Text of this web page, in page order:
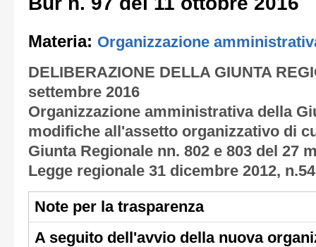
Materia: Organizzazione
DELIBERAZIONE DELLA GIUNTA
settembre 2016
Organizzazione amministrativa della
modifiche all'assetto organizzativo di
Giunta Regionale nn. 802 e 803 del 27
Legge regionale 31 dicembre 2012,
Note per la trasparenza
A seguito dell'avvio della nuova